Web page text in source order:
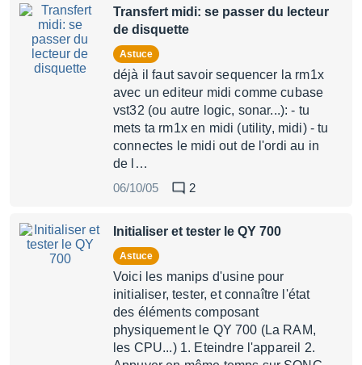
Transfert midi: se passer du lecteur
de disquette
Astuce
déjà il faut savoir sequencer la rm1x
avec un editeur midi comme cubase
vst32 (ou autre logic, sonar...): - tu
mets ta rm1x en midi (utility, midi) - tu
connectes le midi out de l'ordi au in
de l…
06/10/05
2
Initialiser et tester le QY 700
Astuce
Voici les manips d'usine pour
initialiser, tester, et connaître l'état
des éléments composant
physiquement le QY 700 (La RAM,
les CPU...) 1. Eteindre l'appareil 2.